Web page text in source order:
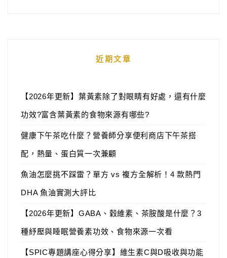
近期文章
【2026年更新】葉黃素除了對眼睛有好處，還有什麼
功效?富含葉黃素的食物來源有哪些?
健康下午茶吃什麼？營養師分享便利商店下午茶搭
配，熱量、蛋白質一次兼顧
魚油怎麼挑不踩雷？單方 vs 複方全解析！4 款熱門
DHA 魚油實測大評比
【2026年更新】GABA、穀維素、茶胺酸是什麼？3
種紓壓與睡眠營養素功效、食物來源一次看
【SPIC專題講座心得分享】維生素C與D吸收與功能